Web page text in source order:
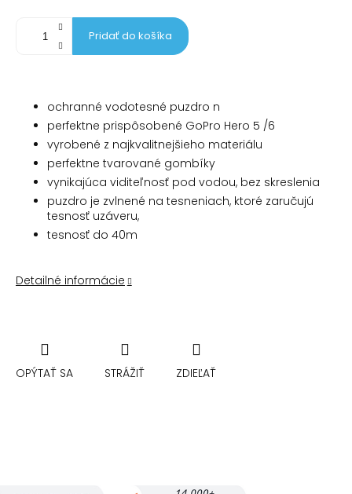
Pridať do košíka
ochranné vodotesné puzdro n
perfektne prispôsobené GoPro Hero 5 /6
vyrobené z najkvalitnejšieho materiálu
perfektne tvarované gombíky
vynikajúca viditeľnosť pod vodou, bez skreslenia
puzdro je zvlnené na tesneniach, ktoré zaručujú
tesnosť uzáveru,
tesnosť do 40m
Detailné informácie
OPÝTAŤ SA STRÁŽIŤ ZDIEĽAŤ